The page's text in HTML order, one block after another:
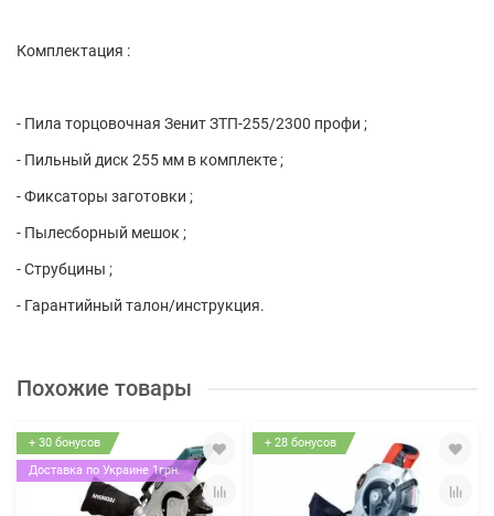
Комплектация :
- Пила торцовочная Зенит ЗТП-255/2300 профи ;
- Пильный диск 255 мм в комплекте ;
- Фиксаторы заготовки ;
- Пылесборный мешок ;
- Струбцины ;
- Гарантийный талон/инструкция.
Похожие товары
+ 30 бонусов
Доставка по Украине 1грн.
+ 28 бонусов